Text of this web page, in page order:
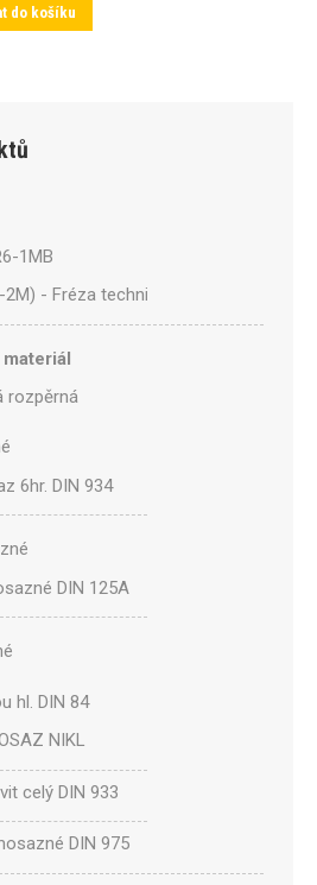
do košíku
1MB
2M) - Fréza technická SA-2M válcová
rozpěrná
6hr. DIN 934
DIN 125A
hl. DIN 84
NIKL
celý DIN 933
DIN 975